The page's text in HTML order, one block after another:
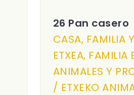
26 Pan casero
CASA, FAMILIA
ETXEA,
ANIMALES Y
/ ETXEKO